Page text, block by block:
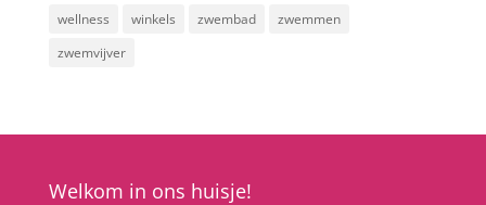
wellness
winkels zwembad
zwemmen
zwemvijver
Welkom in ons huisje!